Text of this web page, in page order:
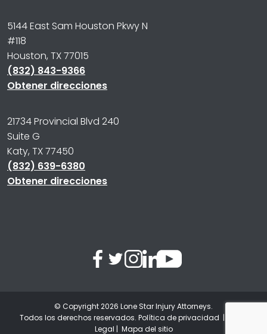
5144 East Sam Houston Pkwy N
#118
Houston, TX 77015
(832) 843-9366
Obtener direcciones
21734 Provincial Blvd 240
Suite G
Katy, TX 77450
(832) 639-6380
Obtener direcciones
© Copyright 2026 Lone Star Injury Attorneys.
Todos los derechos reservados. Política de privacidad |
Legal | Mapa del sitio